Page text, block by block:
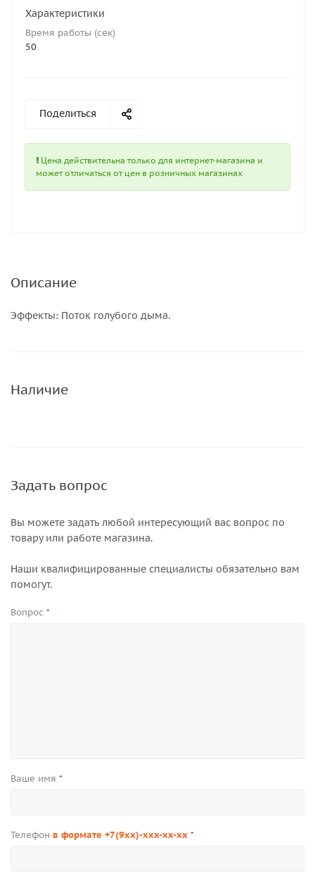
Характеристики
Время работы (сек)
50
Поделиться
Цена действительна только для интернет-магазина и
может отличаться от цен в розничных магазинах
Описание
Эффекты: Поток голубого дыма.
Наличие
Задать вопрос
Вы можете задать любой интересующий вас вопрос по
товару или работе магазина.
Наши квалифицированные специалисты обязательно вам
помогут.
Вопрос *
Ваше имя *
Телефон в формате +7(9xx)-xxx-xx-xx *